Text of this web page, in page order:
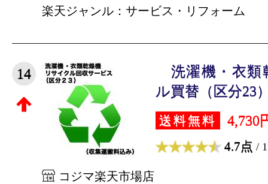
楽天ジャンル：サービス・リフォーム
14
洗濯機・衣類
ル買替（区分23
送料無料 4,730
4.7点 /
コジマ楽天市場店